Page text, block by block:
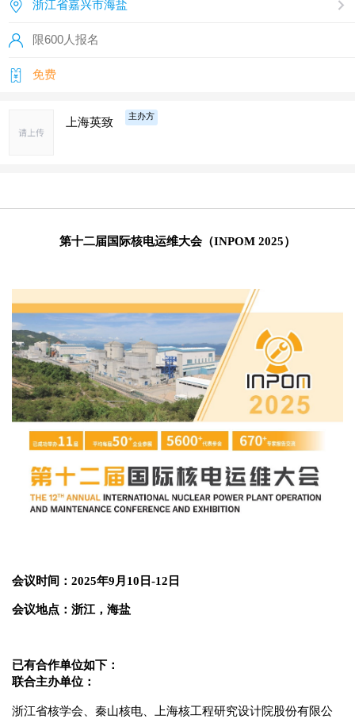
浙江省嘉兴市海盐
限600人报名
免费
上海英致 主办方
第十二届国际核电运维大会（INPOM 2025）
会议时间：2025年9月 10 日-12 日
会议地点 ：浙江，海盐
已有合作单位如下：
联合主办单位：
浙江省核学会、秦山核电、上海核工程研究设计院股份有限公